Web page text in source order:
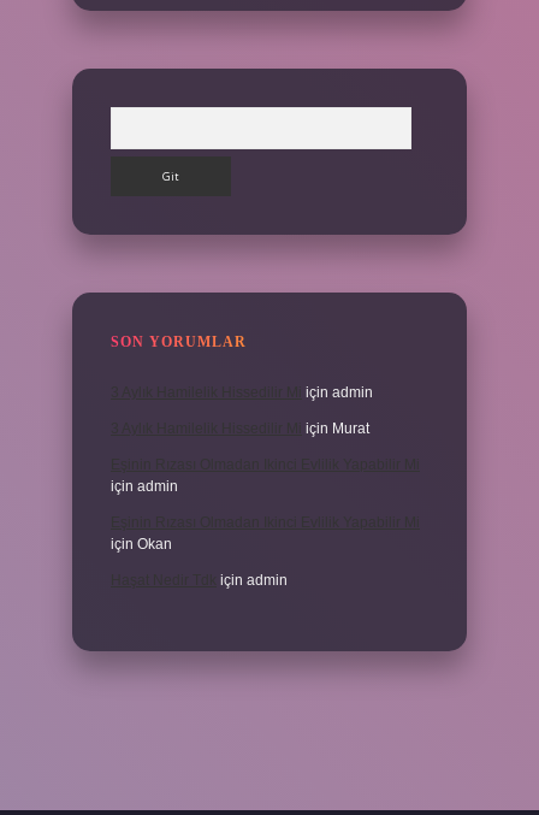
SON YORUMLAR
için admin
için Murat
için admin
için Okan
için admin